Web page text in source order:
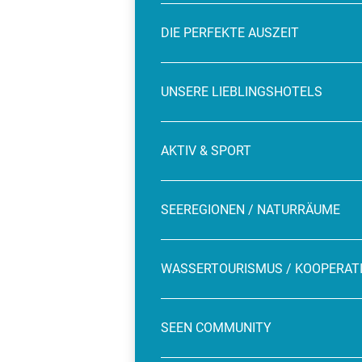
DIE PERFEKTE AUSZEIT
UNSERE LIEBLINGSHOTELS
AKTIV & SPORT
SEEREGIONEN / NATURRÄUME
WASSERTOURISMUS /
SEEN COMMUNITY